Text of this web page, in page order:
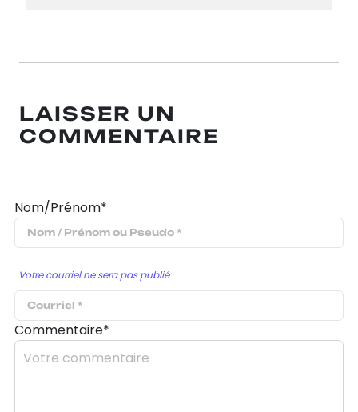
LAISSER UN
COMMENTAIRE
Nom/Prénom*
Votre courriel ne sera pas publié
Commentaire*